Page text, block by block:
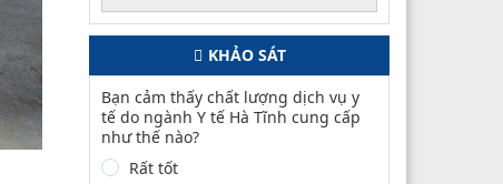
KHẢO SÁT
Bạn cảm thấy chất lượng dịch vụ y
tế do ngành Y tế Hà Tĩnh cung cấp
như thế nào?
Rất tốt